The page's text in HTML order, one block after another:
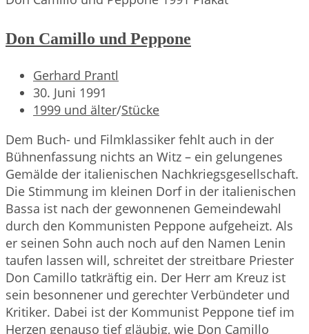
Don Camillo und Peppone
Beitrags-
Autor:
Gerhard Prantl
Beitrag
veröffentlicht:
30. Juni 1991
Beitrags-
1999 und älter/Stücke
Dem Buch- und Filmklassiker fehlt auch in der
Bühnenfassung nichts an Witz – ein gelungenes
Gemälde der italienischen Nachkriegsgesellschaft.
Die Stimmung im kleinen Dorf in der italienischen
Bassa ist nach der gewonnenen Gemeindewahl
durch den Kommunisten Peppone aufgeheizt. Als
er seinen Sohn auch noch auf den Namen Lenin
taufen lassen will, schreitet der streitbare Priester
Don Camillo tatkräftig ein. Der Herr am Kreuz ist
sein besonnener und gerechter Verbündeter und
Kritiker. Dabei ist der Kommunist Peppone tief im
Herzen genauso tief gläubig, wie Don Camillo